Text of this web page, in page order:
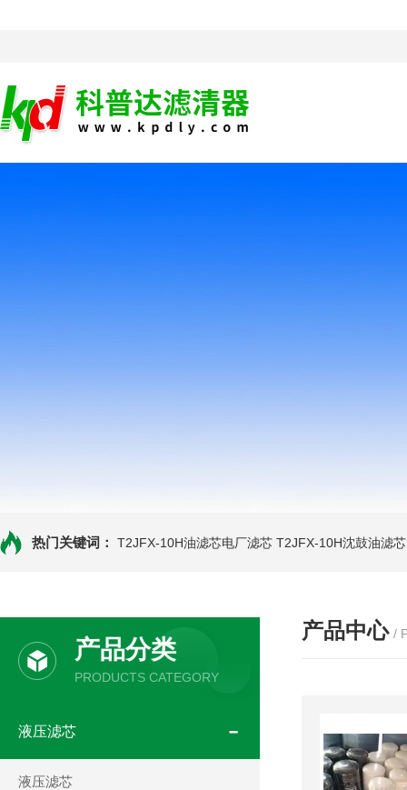
热门关键词： T2JFX-10H油滤芯电厂滤芯 T2JFX-10H沈鼓油滤芯
产品分类
PRODUCTS CATEGORY
液压滤芯
液压滤芯
产品中心 /